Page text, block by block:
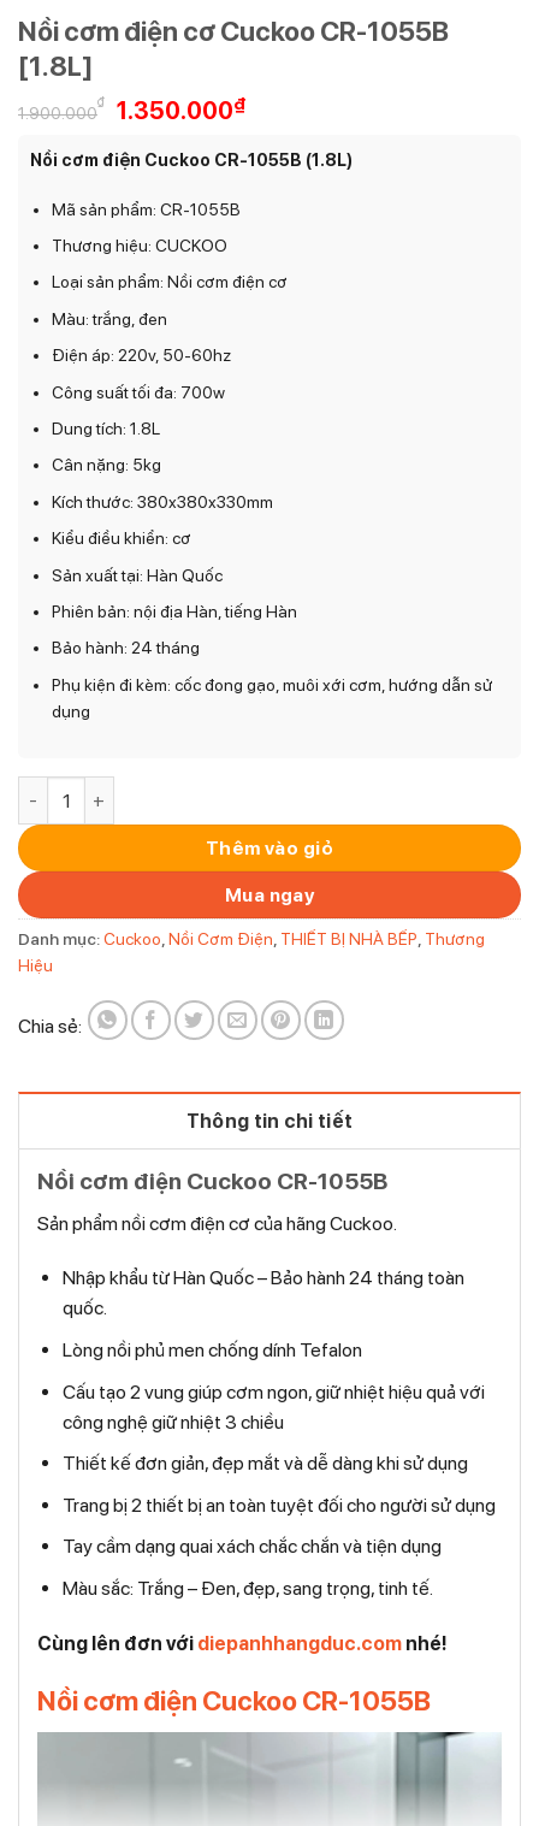
Nồi cơm điện cơ Cuckoo CR-1055B
[1.8L]
1.900.000
₫
Giá
là:
1.350.000₫
tại
Nồi cơm điện Cuckoo CR-1055B (1.8L)
Mã sản phẩm: CR-1055B
Thương hiệu: CUCKOO
Loại sản phẩm: Nồi cơm điện cơ
Màu: trắng, đen
Điện áp: 220v, 50-60hz
Công suất tối đa: 700w
Dung tích: 1.8L
Cân nặng: 5kg
Kích thước: 380x380x330mm
Kiểu điều khiển: cơ
Sản xuất tại: Hàn Quốc
Phiên bản: nội địa Hàn, tiếng Hàn
Bảo hành: 24 tháng
Phụ kiện đi kèm: cốc đong gạo, muôi xới cơm, hướng dẫn sử
dụng
Thêm vào giỏ
Mua ngay
Danh mục:Cuckoo Nồi Cơm Điện THIẾT BỊ NHÀ BẾP Thương
Hiệu
Chia sẻ:
Thông tin chi tiết
Nồi cơm điện Cuckoo CR-1055B
Sản phẩm nồi cơm điện cơ của hãng Cuckoo.
Nhập khẩu từ Hàn Quốc – Bảo hành 24 tháng toàn
quốc.
Lòng nồi phủ men chống dính Tefalon
Cấu tạo 2 vung giúp cơm ngon, giữ nhiệt hiệu quả với
công nghệ giữ nhiệt 3 chiều
Thiết kế đơn giản, đẹp mắt và dễ dàng khi sử dụng
Trang bị 2 thiết bị an toàn tuyệt đối cho người sử dụng
Tay cầm dạng quai xách chắc chắn và tiện dụng
Màu sắc: Trắng – Đen, đẹp, sang trọng, tinh tế.
Cùng lên đơn với diepanhhangduc.com nhé!
Nồi cơm điện Cuckoo CR-1055B